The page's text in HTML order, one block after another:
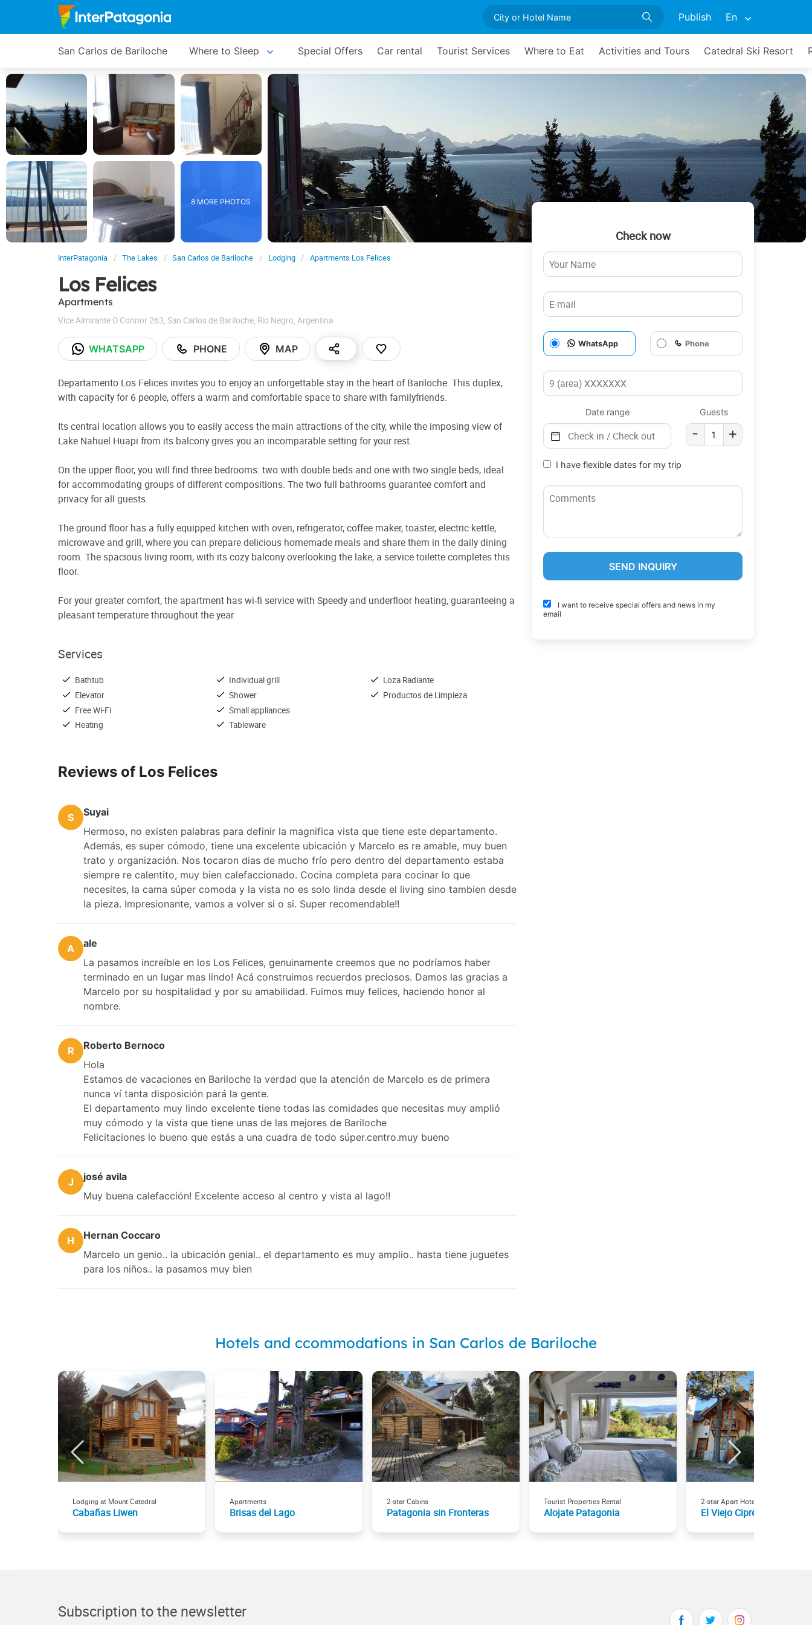
Publish En
San Carlos de Bariloche Where to Sleep Special Offers Car rental Tourist Services Where to Eat Activities and Tours Catedral Ski Resort
8 MORE PHOTOS
InterPatagonia The Lakes San Carlos de Bariloche Lodging Apartments Los Felices
Los Felices
Apartments
Vice Almirante O Connor 263, San Carlos de Bariloche, Río Negro, Argentina
WHATSAPP PHONE MAP
Departamento Los Felices invites you to enjoy an unforgettable stay in the heart of Bariloche. This duplex,
with capacity for 6 people, offers a warm and comfortable space to share with familyfriends.
Its central location allows you to easily access the main attractions of the city, while the imposing view of
Lake Nahuel Huapi from its balcony gives you an incomparable setting for your rest.
On the upper floor, you will find three bedrooms: two with double beds and one with two single beds, ideal
for accommodating groups of different compositions. The two full bathrooms guarantee comfort and
privacy for all guests.
The ground floor has a fully equipped kitchen with oven, refrigerator, coffee maker, toaster, electric kettle,
microwave and grill, where you can prepare delicious homemade meals and share them in the daily dining
room. The spacious living room, with its cozy balcony overlooking the lake, a service toilette completes this
floor.
For your greater comfort, the apartment has wi-fi service with Speedy and underfloor heating, guaranteeing a
pleasant temperature throughout the year.
Services
Bathtub
Elevator
Free Wi-Fi
Heating
Individual grill
Shower
Small appliances
Tableware
Loza Radiante
Productos de Limpieza
Reviews of Los Felices
S
Suyai
Hermoso, no existen palabras para definir la magnifica vista que tiene este departamento.
Además, es super cómodo, tiene una excelente ubicación y Marcelo es re amable, muy buen
trato y organización. Nos tocaron dias de mucho frío pero dentro del departamento estaba
siempre re calentito, muy bien calefaccionado. Cocina completa para cocinar lo que
necesites, la cama súper comoda y la vista no es solo linda desde el living sino tambien desde
la pieza. Impresionante, vamos a volver si o si. Super recomendable!!
A
ale
La pasamos increíble en los Los Felices, genuinamente creemos que no podríamos haber
terminado en un lugar mas lindo! Acá construimos recuerdos preciosos. Damos las gracias a
Marcelo por su hospitalidad y por su amabilidad. Fuimos muy felices, haciendo honor al
nombre.
R
Roberto Bernoco
Hola
Estamos de vacaciones en Bariloche la verdad que la atención de Marcelo es de primera
nunca ví tanta disposición pará la gente.
El departamento muy lindo excelente tiene todas las comidades que necesitas muy amplió
muy cómodo y la vista que tiene unas de las mejores de Bariloche
Felicitaciones lo bueno que estás a una cuadra de todo súper.centro.muy bueno
J
josé avila
Muy buena calefacción! Excelente acceso al centro y vista al lago!!
H
Hernan Coccaro
Marcelo un genio.. la ubicación genial.. el departamento es muy amplio.. hasta tiene juguetes
para los niños.. la pasamos muy bien
Check now
WhatsApp Phone
Date range Guests
- +
I have flexible dates for my trip
I want to receive special offers and news in my
email
Hotels and ccommodations in San Carlos de Bariloche
Lodging at Mount Catedral
Cabañas Liwen
Apartments
Brisas del Lago
2-star Cabins
Patagonia sin Fronteras
Tourist Properties Rental
Alojate Patagonia
2-star Apart Hotels
El Viejo Ciprés
Subscription to the newsletter